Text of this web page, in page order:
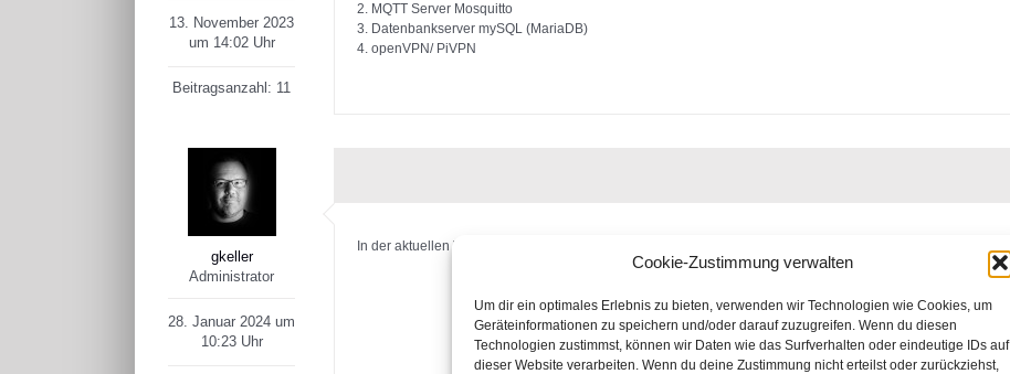
Cookie-Zustimmung verwalten
Um dir ein optimales Erlebnis zu bieten, verwenden wir Technologien wie Cookies, um
Geräteinformationen zu speichern und/oder darauf zuzugreifen. Wenn du diesen
Technologien zustimmst, können wir Daten wie das Surfverhalten oder eindeutige IDs auf
dieser Website verarbeiten. Wenn du deine Zustimmung nicht erteilst oder zurückziehst,
13. November 2023
um 14:02 Uhr
Beitragsanzahl: 11
2. MQTT Server Mosquitto
3. Datenbankserver mySQL (MariaDB)
4. openVPN/ PiVPN
gkeller
Administrator
28. Januar 2024 um
10:23 Uhr
In der aktuellen Version 2.1.1 ist openVPN/PiVPN noch nicht enthalten, kommt aber noch.